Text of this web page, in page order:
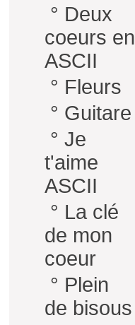
° Deux
coeurs en
ASCII
° Fleurs
° Guitare
° Je
t'aime
ASCII
° La clé
de mon
coeur
° Plein
de bisous